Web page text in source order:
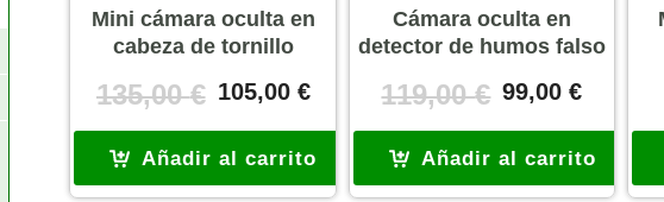
Mini cámara oculta en
cabeza de tornillo
135,00€ El
original
era:
135,00 €.
105,00 €El
actual
es:
105,00 €.
Añadir al carrito
Cámara oculta en
detector de humos falso
119,00€ El
original
era:
119,00 €.
99,00€El
actual
es:
99,00 €.
Añadir al carrito